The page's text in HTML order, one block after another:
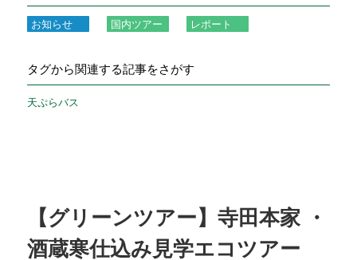
お知らせ 国内ツアー レポート
タグから関連する記事をさがす
天ぷらバス
【グリーンツアー】寺田本家 ・
酒蔵寒仕込み見学エコツアー